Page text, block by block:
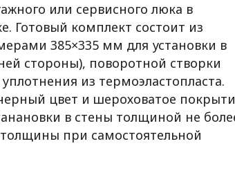
или сервисного люка в
Готовый комплект состоит из
385×335 мм для установки в
стороны), поворотной створки
из термоэластопласта.
цвет и шероховатое
в стены толщиной не
при самостоятельной